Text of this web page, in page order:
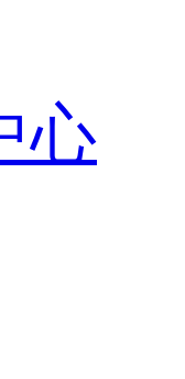
心